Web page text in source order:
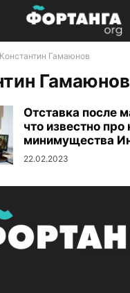
Константин Гамаюнов
Гамаюнов
Отставка после
что известно про
минимущества
22.02.2023